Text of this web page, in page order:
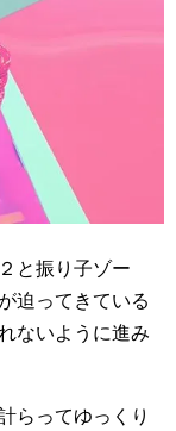
と振り子ゾー
迫ってきている
ないように進み
らってゆっくり